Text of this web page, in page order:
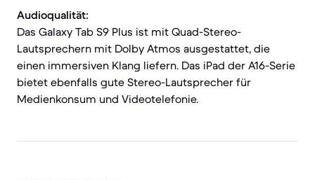
Audioqualität:
Das Galaxy Tab S9 Plus ist mit Quad-Stereo-
Lautsprechern mit Dolby Atmos ausgestattet, die
einen immersiven Klang liefern. Das iPad der A16-Serie
bietet ebenfalls gute Stereo-Lautsprecher für
Medienkonsum und Videotelefonie.